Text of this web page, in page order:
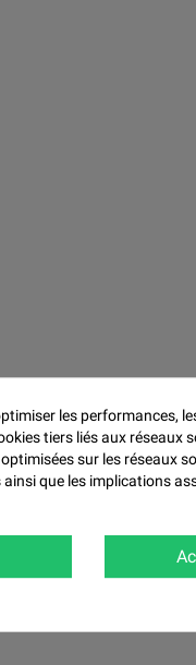
les performances,
tiers liés aux réseaux
sur les réseaux
que les implications